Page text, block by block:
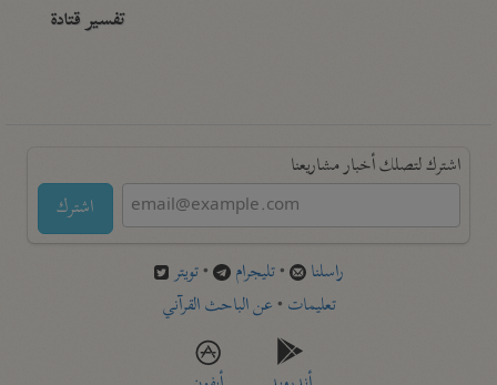
تفسير قتادة
اشترك لتصلك أخبار مشاريعنا
اشترك
راسلنا •تليجرام •تويتر
تعليمات •عن الباحث القرآني